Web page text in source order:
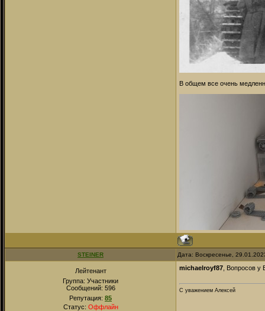
В общем все очень
STEINER Дата: Воскресенье,
Лейтенант
Группа: Участники
Сообщений: 596
Репутация: 85
Статус: Оффлайн
michaelroyf87 , Вопросов
С уважением Алексей